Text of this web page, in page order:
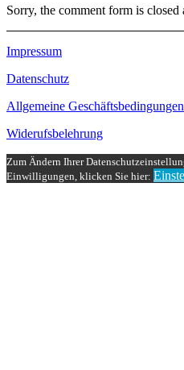
Sorry, the comment form is closed
Impressum
Datenschutz
Allgemeine Geschäftsbedingungen
Widerufsbelehrung
Zum Ändern Ihrer
Einwilligungen, klicken Sie hier: